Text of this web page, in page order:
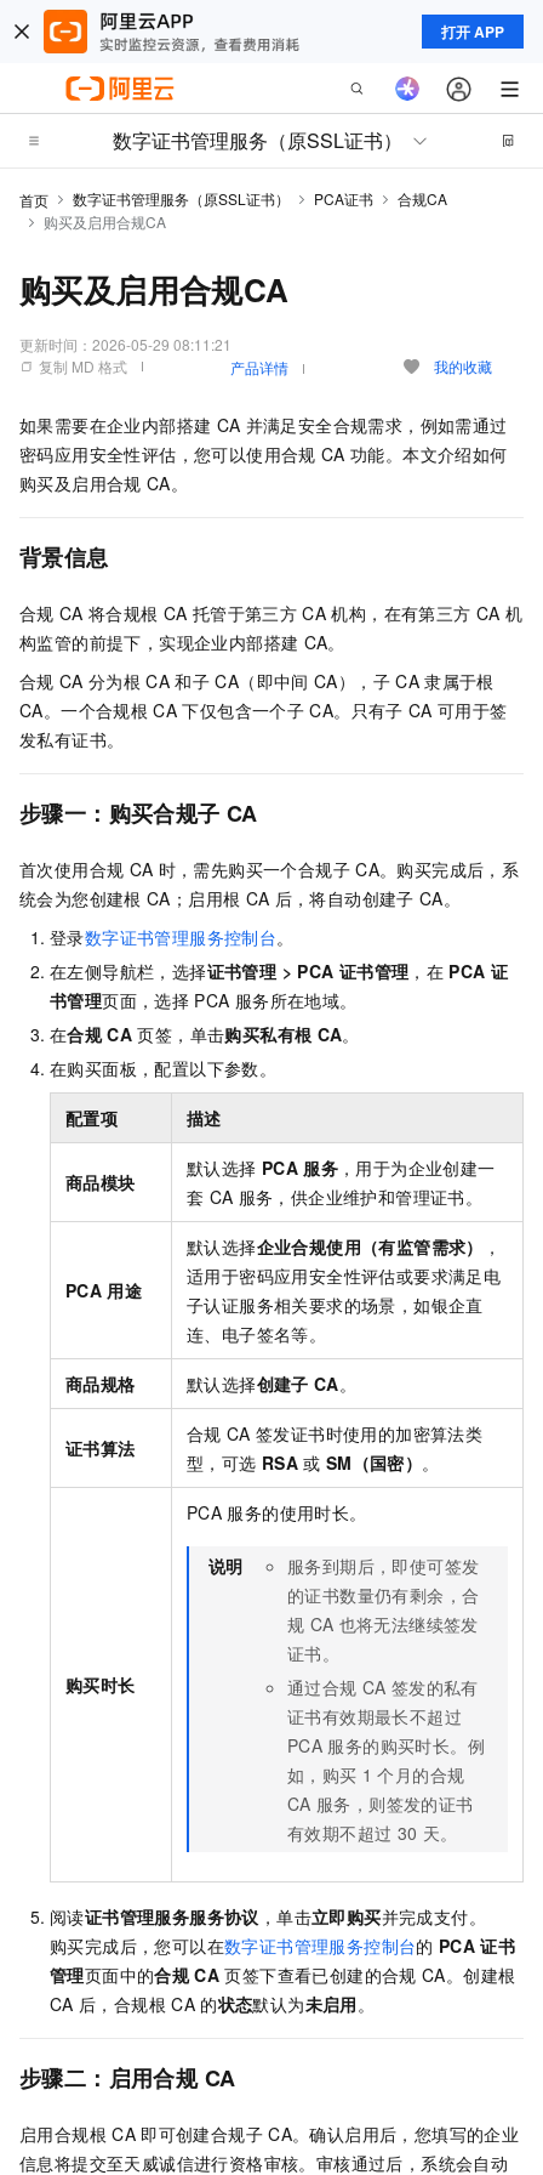
打开 APP
数字证书管理服务（原SSL证书）
首页 数字证书管理服务（原SSL证书） PCA证书
合规CA
购买及启用合规CA
购买及启用合规CA
更新时间： 2026-05-29 08:11:21
复制 MD 格式
产品详情 我的收藏
如果需要在企业内部搭建 CA 并满足安全合规需求，例如需通过
密码应用安全性评估，您可以使用合规 CA 功能。本文介绍如何
购买及启用合规 CA。
背景信息
合规 CA 将合规根 CA 托管于第三方 CA 机构，在有第三方 CA 机
构监管的前提下，实现企业内部搭建 CA。
合规 CA 分为根 CA 和子 CA（即中间 CA），子 CA 隶属于根
CA。一个合规根 CA 下仅包含一个子 CA。只有子 CA 可用于签
发私有证书。
步骤一：购买合规子 CA
首次使用合规 CA 时，需先购买一个合规子 CA。购买完成后，系
统会为您创建根 CA；启用根 CA 后，将自动创建子 CA。
登录数字证书管理服务控制台。
在左侧导航栏，选择证书管理 > PCA 证书管理 ，在 PCA 证
书管理页面，选择 PCA 服务所在地域。
在合规 CA 页签，单击购买私有根 CA。
在购买面板，配置以下参数。
配置项 描述
商品模块
默认选择 PCA 服务 ，用于为企业创建一
套 CA 服务，供企业维护和管理证书。
PCA 用途
默认选择企业合规使用（有监管需求）
，
适用于密码应用安全性评估或要求满足电
子认证服务相关要求的场景，如银企直
连、电子签名等。
商品规格 默认选择创建子 CA。
证书算法
合规 CA 签发证书时使用的加密算法类
型，可选 RSA 或 SM（国密） 。
购买时长
PCA 服务的使用时长。
说明
服务到期后，即使可签发
的证书数量仍有剩余，合
规 CA 也将无法继续签发
证书。
通过合规 CA 签发的私有
证书有效期最长不超过
PCA 服务的购买时长。例
如，购买 1 个月的合规
CA 服务，则签发的证书
有效期不超过 30 天。
阅读证书管理服务服务协议 ，单击立即购买并完成支付。
购买完成后，您可以在数字证书管理服务控制台的 PCA 证书
管理页面中的合规 CA 页签下查看已创建的合规 CA。创建根
CA 后，合规根 CA 的状态默认为未启用。
步骤二：启用合规 CA
启用合规根 CA 即可创建合规子 CA。确认启用后，您填写的企业
信息将提交至天威诚信进行资格审核。审核通过后，系统会自动